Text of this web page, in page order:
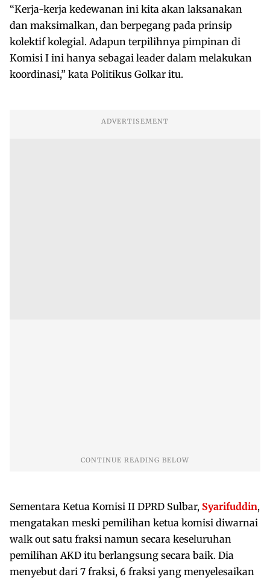
“Kerja-kerja kedewanan ini kita akan laksanakan
dan maksimalkan, dan berpegang pada prinsip
kolektif kolegial. Adapun terpilihnya pimpinan di
Komisi I ini hanya sebagai leader dalam melakukan
koordinasi,” kata Politikus Golkar itu.
Sementara Ketua Komisi II DPRD Sulbar, Syarifuddin,
mengatakan meski pemilihan ketua komisi diwarnai
walk out satu fraksi namun secara keseluruhan
pemilihan AKD itu berlangsung secara baik. Dia
menyebut dari 7 fraksi, 6 fraksi yang menyelesaikan